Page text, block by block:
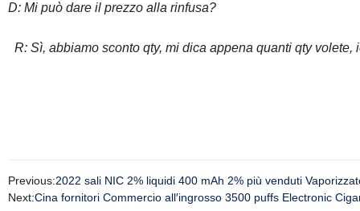
D: Mi può dare il prezzo alla rinfusa?
R: Sì, abbiamo sconto qty, mi dica appena quanti qty
Previous:2022 sali NIC 2% liquidi 400 mAh 2% più venduti
Next:Cina fornitori Commercio all′ingrosso 3500 puffs Electronic